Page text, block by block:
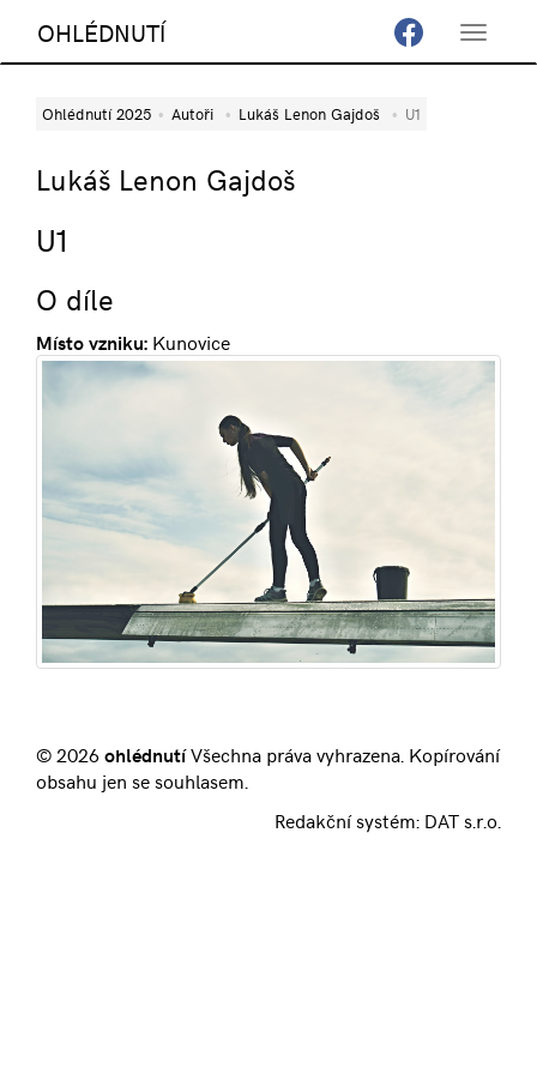
Toggle
OHLÉDNUTÍ
Ohlédnutí 2025 Autoři Lukáš Lenon Gajdoš U1
Lukáš Lenon Gajdoš
U1
O díle
Místo vzniku: Kunovice
© 2026ohlédnutíVšechna práva vyhrazena. Kopírování
obsahu jen se souhlasem.
Redakční systém: DAT s.r.o.